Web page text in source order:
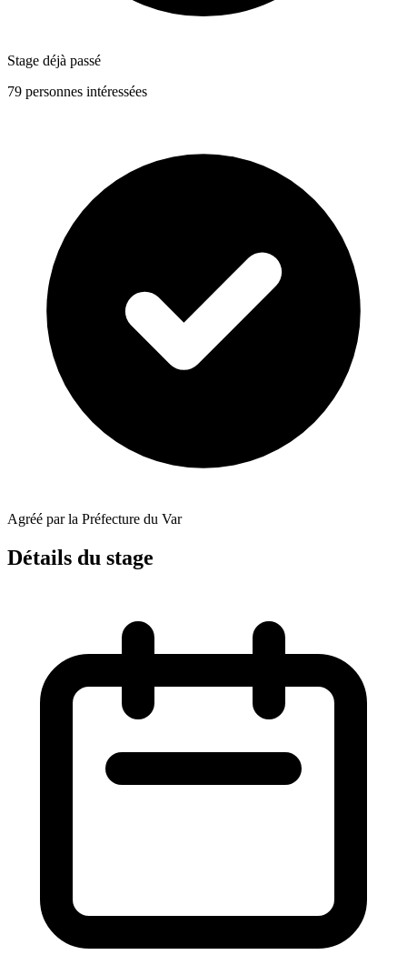
Stage déjà passé
79 personnes intéressées
Agréé par la Préfecture du Var
Détails du stage